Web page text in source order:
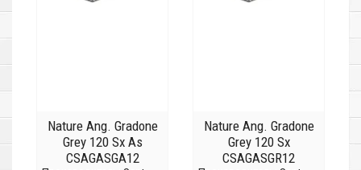
Nature Ang. Gradone
Grey 120 Sx As
CSAGASGA12
Nature Ang. Gradone
Grey 120 Sx
CSAGASGR12